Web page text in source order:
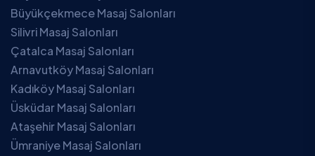
Büyükçekmece Masaj Salonları
Silivri Masaj Salonları
Çatalca Masaj Salonları
Arnavutköy Masaj Salonları
Kadıköy Masaj Salonları
Üsküdar Masaj Salonları
Ataşehir Masaj Salonları
Ümraniye Masaj Salonları